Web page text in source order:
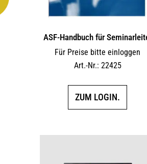
ASF-Handbuch für
Für Preise bitte einloggen
Art.-Nr.: 22425
ZUM LOGIN.